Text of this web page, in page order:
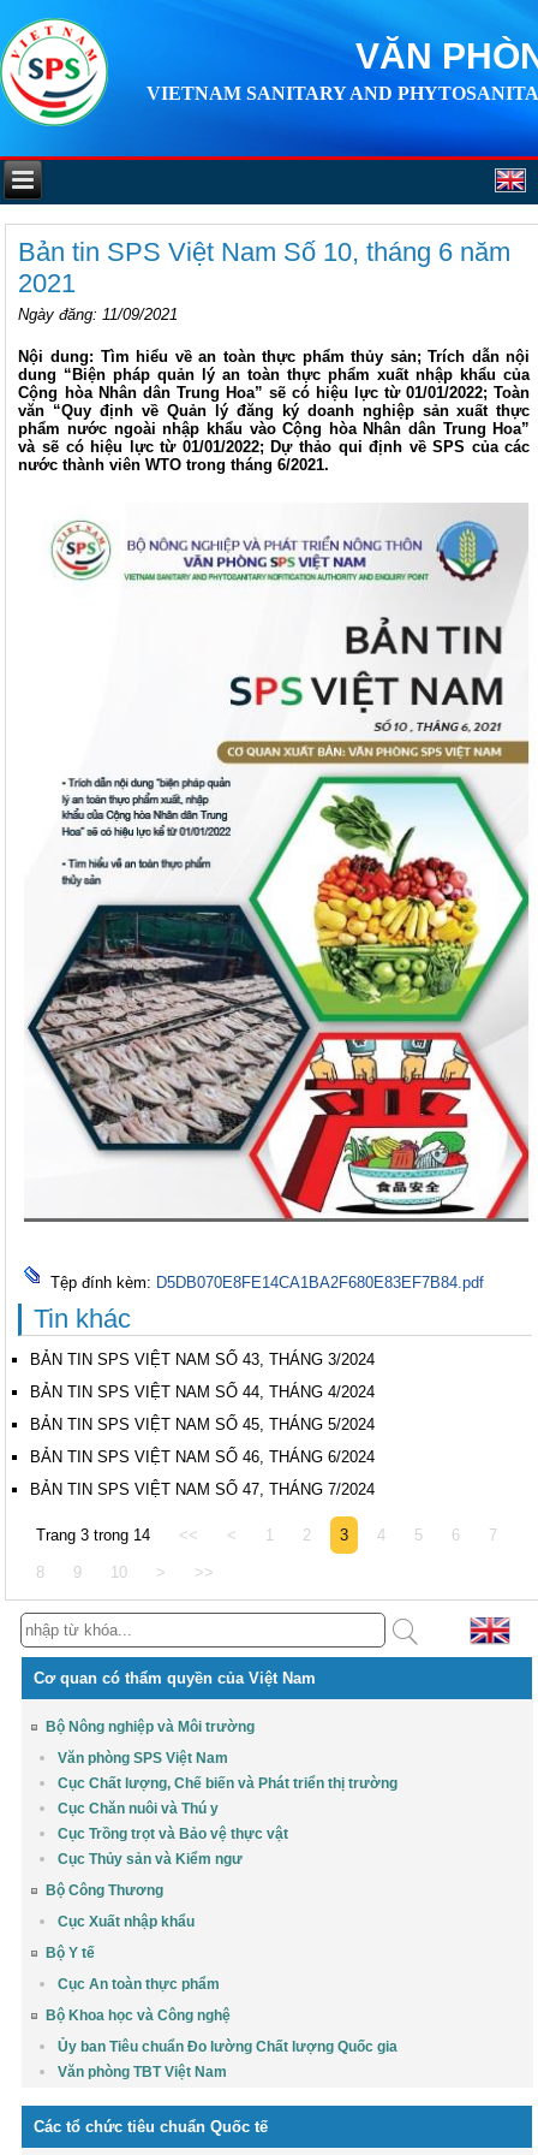
VĂN
VIETNAM SANITARY AND
Bản tin SPS Việt Nam Số 10, tháng 6 năm
2021
Ngày đăng: 11/09/2021
Nội dung: Tìm hiểu về an toàn thực phẩm thủy sản; Trích dẫn nội
dung “Biện pháp quản lý an toàn thực phẩm xuất nhập khẩu của
Cộng hòa Nhân dân Trung Hoa” sẽ có hiệu lực từ 01/01/2022; Toàn
văn “Quy định về Quản lý đăng ký doanh nghiệp sản xuất thực
phẩm nước ngoài nhập khẩu vào Cộng hòa Nhân dân Trung Hoa”
và sẽ có hiệu lực từ 01/01/2022; Dự thảo qui định về SPS của các
nước thành viên WTO trong tháng 6/2021.
Tệp đính kèm: D5DB070E8FE14CA1BA2F680E83EF7B84.pdf
Tin khác
BẢN TIN SPS VIỆT NAM SỐ 43, THÁNG 3/2024
BẢN TIN SPS VIỆT NAM SỐ 44, THÁNG 4/2024
BẢN TIN SPS VIỆT NAM SỐ 45, THÁNG 5/2024
BẢN TIN SPS VIỆT NAM SỐ 46, THÁNG 6/2024
BẢN TIN SPS VIỆT NAM SỐ 47, THÁNG 7/2024
Trang 3 trong 14 << < 1 2 3 4 5 6 7
8 9 10 > >>
Cơ quan có thẩm quyền của Việt Nam
Bộ Nông nghiệp và Môi trường
Văn phòng SPS Việt Nam
Cục Chất lượng, Chế biến và Phát triển thị trường
Cục Chăn nuôi và Thú y
Cục Trồng trọt và Bảo vệ thực vật
Cục Thủy sản và Kiểm ngư
Bộ Công Thương
Cục Xuất nhập khẩu
Bộ Y tế
Cục An toàn thực phẩm
Bộ Khoa học và Công nghệ
Ủy ban Tiêu chuẩn Đo lường Chất lượng Quốc gia
Văn phòng TBT Việt Nam
Các tổ chức tiêu chuẩn Quốc tế